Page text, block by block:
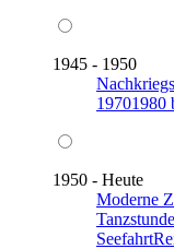
1945 - 1950
19701980
1950 - Heute
Moderne
Tanzstunde
Seefahrt